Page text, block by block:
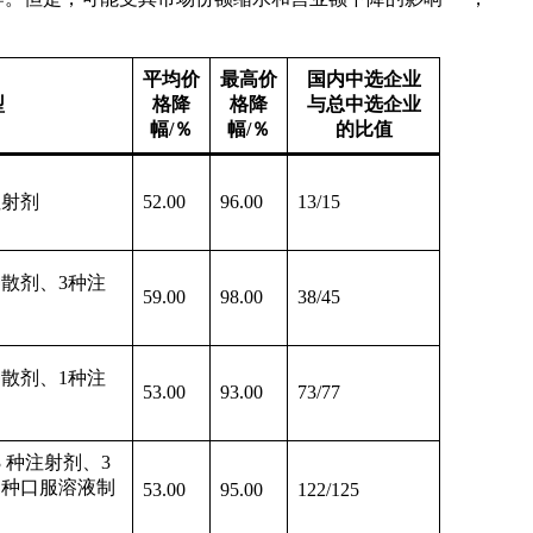
平均价
格降
幅/％
最高价
格降
幅/％
国内中选企业
与总中选企业
的比值
剂 52.00 96.00 13/15
剂、3种注
59.00 98.00 38/45
剂、1种注
53.00 93.00 73/77
种注射剂、3
口服溶液制
53.00 95.00 122/125